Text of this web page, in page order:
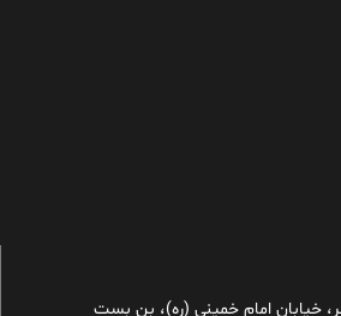
خیابان امام خمینی (ره)، بن بست